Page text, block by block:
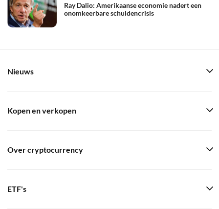
Ray Dalio: Amerikaanse economie nadert een
onomkeerbare schuldencrisis
Nieuws
Kopen en verkopen
Over cryptocurrency
ETF's